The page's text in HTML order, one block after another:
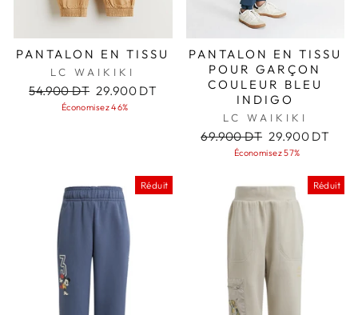
PANTALON EN TISSU
LC WAIKIKI
Prix
régulier
54.900 DT Prix
réduit
29.900 DT
Économisez 46%
PANTALON EN TISSU
POUR GARÇON
COULEUR BLEU
INDIGO
LC WAIKIKI
Prix
régulier
69.900 DT Prix
réduit
29.900 DT
Économisez 57%
Réduit Réduit